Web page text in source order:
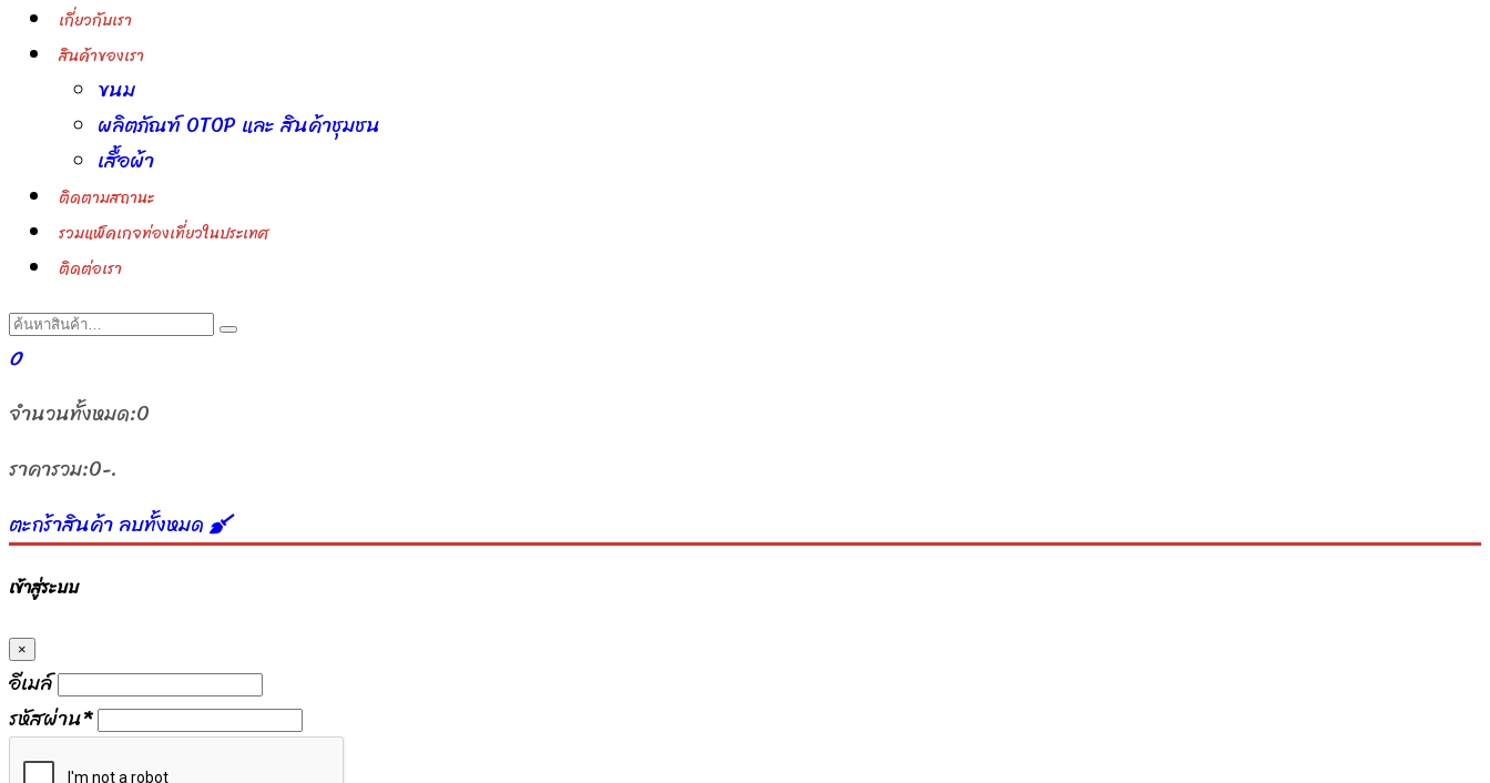
เกี่ยวกับเรา
สินค้าของเรา
ขนม
ผลิตภัณฑ์ OTOP และ สินค้าชุมชน
เสื้อผ้า
ติดตามสถานะ
รวมแพ็คเกจท่องเที่ยวในประเทศ
ติดต่อเรา
0
จำนวนทั้งหมด:0
ราคารวม:0-.
ตะกร้าสินค้าลบทั้งหมด
เข้าสู่ระบบ
×
อีเมล์
รหัสผ่าน*